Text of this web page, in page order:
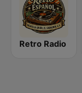
Retro Radio